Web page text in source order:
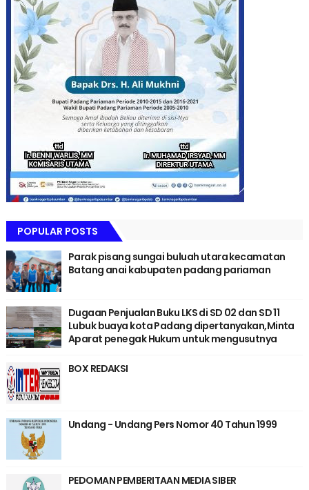
POPULAR POSTS
Parak pisang sungai buluah utara kecamatan
Batang anai kabupaten padang pariaman
Dugaan Penjualan Buku LKS di SD 02 dan SD 11
Lubuk buaya kota Padang dipertanyakan,Minta
Aparat penegak Hukum untuk mengusutnya
BOX REDAKSI
Undang - Undang Pers Nomor 40 Tahun 1999
PEDOMAN PEMBERITAAN MEDIA SIBER